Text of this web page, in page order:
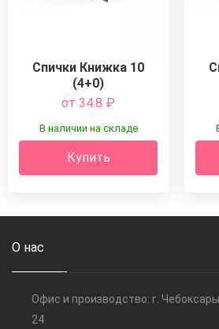
Спички Книжка 10
(4+0)
от 34.8 ₽
В наличии на складе
Купить
О нас
Офис и производство: г.
24